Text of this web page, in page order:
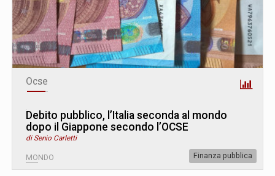
Ocse
Debito pubblico, l’Italia seconda al mondo
dopo il Giappone secondo l’OCSE
di Senio Carletti
MONDO Finanza pubblica